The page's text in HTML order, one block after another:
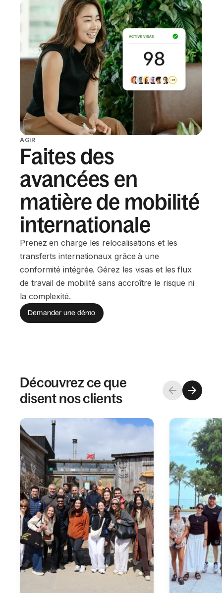
AGIR
Faites des
avancées en
matière de mobilité
internationale
Prenez en charge les relocalisations et les
transferts internationaux grâce à une
conformité intégrée. Gérez les visas et les flux
de travail de mobilité sans accroître le risque ni
la complexité.
Demander une démo
Découvrez ce que
disent nos clients